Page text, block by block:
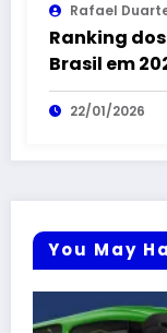
Rafael
Ranking
Brasil em
22/01/2026
You May